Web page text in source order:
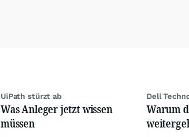
UiPath stürzt ab
Was Anleger jetzt wissen
müssen
Dell
Warum